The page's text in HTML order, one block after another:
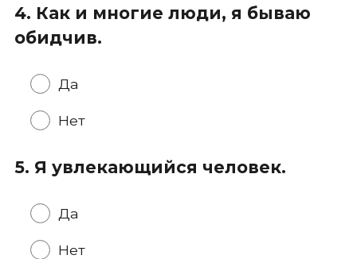
4. Как и многие люди, я бываю
обидчив.
Да
Нет
5. Я увлекающийся человек.
Да
Нет